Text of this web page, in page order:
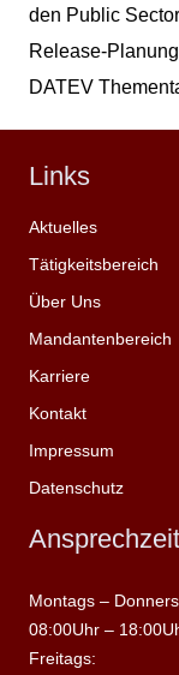
den Public Sector
Release-
DATEV
Links
Aktuelles
Tätigkeitsbereich
Über Uns
Mandantenbereich
Karriere
Kontakt
Impressum
Datenschutz
Montags –
08:00Uhr –
Freitags: